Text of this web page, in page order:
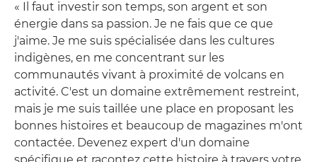
« Il faut investir son temps, son argent et son
énergie dans sa passion. Je ne fais que ce que
j'aime. Je me suis spécialisée dans les cultures
indigènes, en me concentrant sur les
communautés vivant à proximité de volcans en
activité. C'est un domaine extrêmement restreint,
mais je me suis taillée une place en proposant les
bonnes histoires et beaucoup de magazines m'ont
contactée. Devenez expert d'un domaine